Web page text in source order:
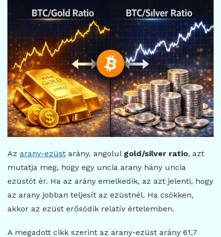
Az arany-ezüst arány, angolul gold/silver ratio, azt
mutatja meg, hogy egy uncia arany hány uncia
ezüstöt ér. Ha az arány emelkedik, az azt jelenti, hogy
az arany jobban teljesít az ezüstnél. Ha csökken,
akkor az ezüst erősödik relatív értelemben.
A megadott cikk szerint az arany-ezüst arány 61,7